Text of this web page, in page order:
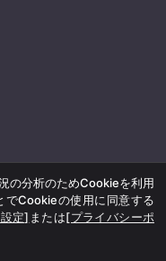
の分析のためCookieを利用
でCookieの使用に同意する
定] または[プライバシーポ